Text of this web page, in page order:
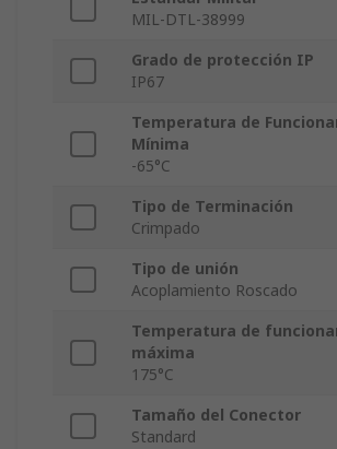
MIL-DTL-38999
Grado de protección IP
IP67
Temperatura de
Mínima
-65°C
Tipo de Terminación
Crimpado
Tipo de unión
Acoplamiento Roscado
Temperatura de
máxima
175°C
Tamaño del Conector
Standard